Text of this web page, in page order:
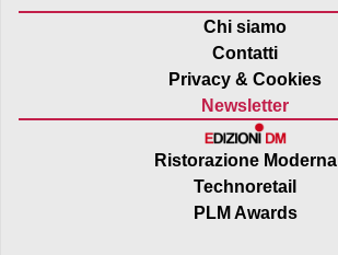
Chi siamo
Contatti
Privacy & Cookies
Newsletter
Ristorazione Moderna
Technoretail
PLM Awards